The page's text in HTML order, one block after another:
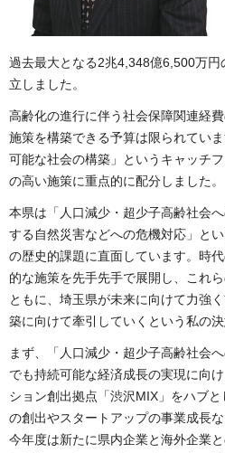
過去最大となる2兆4,348億6,500万
立しました。
高齢化の進行に伴う社会保障関連経
施策を構築できる予算は限られてい
可能な社会の構築」というキャッチ
の高い施策に重点的に配分しました。
本県は「人口減少・超少子高齢社会
する自然災害などへの危機対応」と
の歴史的課題に直面しています。時
的な施策を先手先手で展開し、これ
ともに、埼玉県が未来に向けて力強
築に向けて牽引していくという私の決
まず、「人口減少・超少子高齢社会
でも持続可能な経済成長の実現に向
ション創出拠点「渋沢MIX」をハブ
の創出やスタートアップの事業成長
今年度は新たに県内企業と海外企業